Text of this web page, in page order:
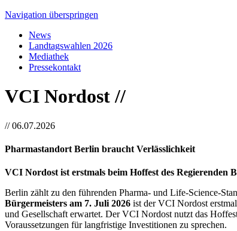
Navigation überspringen
News
Landtagswahlen 2026
Mediathek
Pressekontakt
VCI Nordost //
//06.07.2026
Pharmastandort Berlin braucht Verlässlichkeit
VCI Nordost ist erstmals beim Hoffest des
Berlin zählt zu den führenden Pharma- und Life-Science-
Bürgermeisters am 7. Juli 2026 ist der VCI Nordost
und Gesellschaft erwartet. Der VCI Nordost nutzt das
Voraussetzungen für langfristige Investitionen zu sprechen.